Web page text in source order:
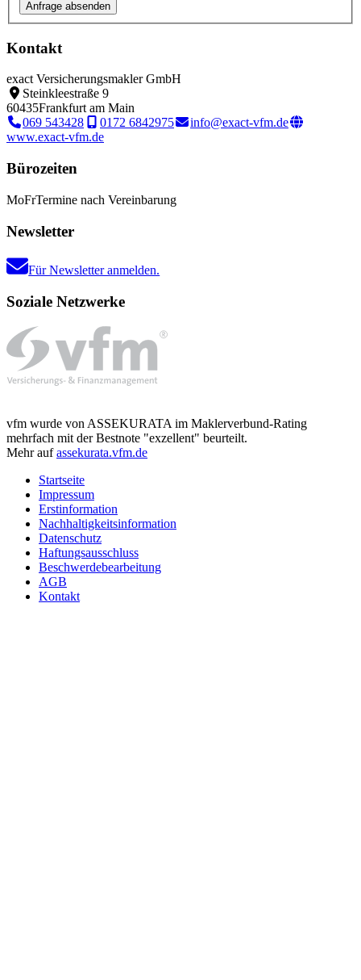
Kontakt
exact Versicherungsmakler GmbH
Steinkleestraße 9
60435Frankfurt am Main
069 543428
0172 6842975
info@exact-vfm.de
www.exact-vfm.de
Bürozeiten
MoFrTermine nach Vereinbarung
Newsletter
Für Newsletter anmelden.
Soziale Netzwerke
vfm wurde von ASSEKURATA im Maklerverbund-Rating
mehrfach mit der Bestnote "exzellent" beurteilt.
Mehr aufassekurata.vfm.de
Startseite
Impressum
Erstinformation
Nachhaltigkeitsinformation
Datenschutz
Haftungsausschluss
Beschwerdebearbeitung
AGB
Kontakt